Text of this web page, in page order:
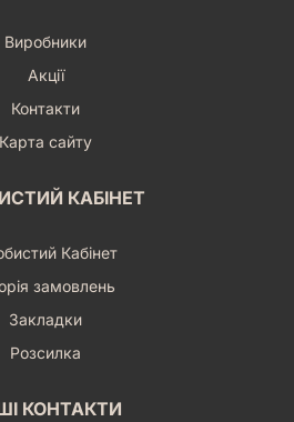
Виробники
Акції
Контакти
Карта сайту
КАБІНЕТ
Кабінет
замовлень
Закладки
Розсилка
КОНТАКТИ